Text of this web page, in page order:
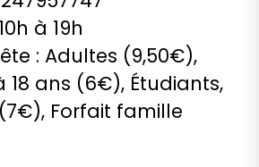
à 19h
: Adultes (9,50€),
ans (6€), Étudiants,
Forfait famille